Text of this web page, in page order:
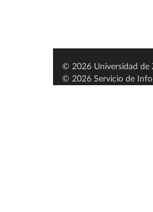
© 2026 Universidad de
© 2026 Servicio de